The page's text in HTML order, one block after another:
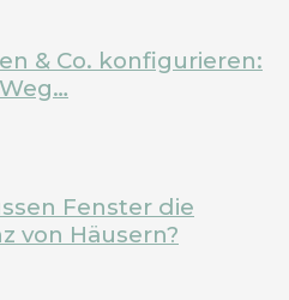
& Co. konfigurieren:
Fenster die
von Häusern?